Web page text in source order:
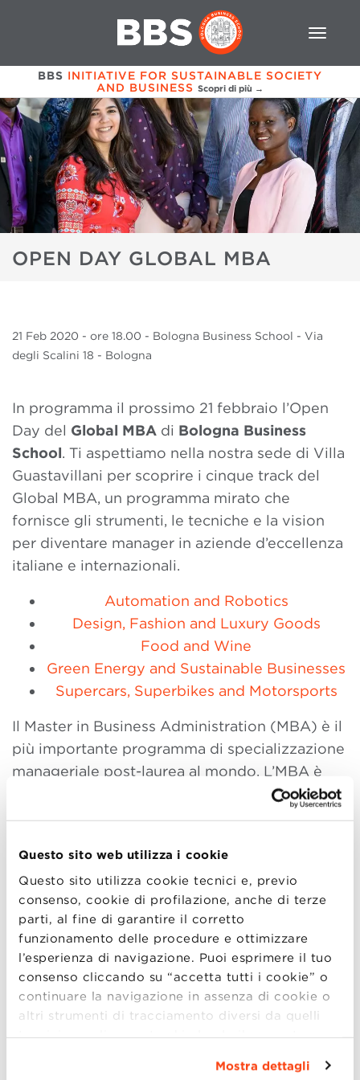
Questo sito web utilizza i cookie
Questo sito utilizza cookie tecnici e, previo
consenso, cookie di profilazione, anche di terze
parti, al fine di garantire il corretto
funzionamento delle procedure e ottimizzare
l’esperienza di navigazione. Puoi esprimere il tuo
consenso cliccando su “accetta tutti i cookie” o
continuare la navigazione in assenza di cookie o
altri strumenti di tracciamento diversi da quelli
tecnici semplicemente chiudendo il presente
Dettagli ”. Per
Mostra dettagli
BBS INITIATIVE FOR SUSTAINABLE SOCIETY
AND BUSINESS Scopri di più →
OPEN DAY GLOBAL MBA
21 Feb 2020 - ore 18.00 - Bologna Business School - Via
degli Scalini 18 - Bologna
In programma il prossimo 21 febbraio l’Open
Day del Global MBA di Bologna Business
School. Ti aspettiamo nella nostra sede di Villa
Guastavillani per scoprire i cinque track del
Global MBA, un programma mirato che
fornisce gli strumenti, le tecniche e la vision
per diventare manager in aziende d’eccellenza
italiane e internazionali.
Automation and Robotics
Design, Fashion and Luxury Goods
Food and Wine
Green Energy and Sustainable Businesses
Supercars, Superbikes and Motorsports
Il Master in Business Administration (MBA) è il
più importante programma di specializzazione
manageriale post-laurea al mondo. L’MBA è
riconosciuto a livello internazionale e ritenuto
MBA di BBS è stato concepito per aiutare gli
studenti a modellare il loro futuro intorno alle
loro passioni ed è basato su una solida
relazione con le principali industrie italiane. Il
Global MBA di BBS è inoltre l’unico Master in
Business Administration in Italia ad avere
accreditamento EPAS, la certificazione sul
raggiungimento degli standard qualitativi a
livello internazionale, rilasciata dall’European
Foundation for Management Development